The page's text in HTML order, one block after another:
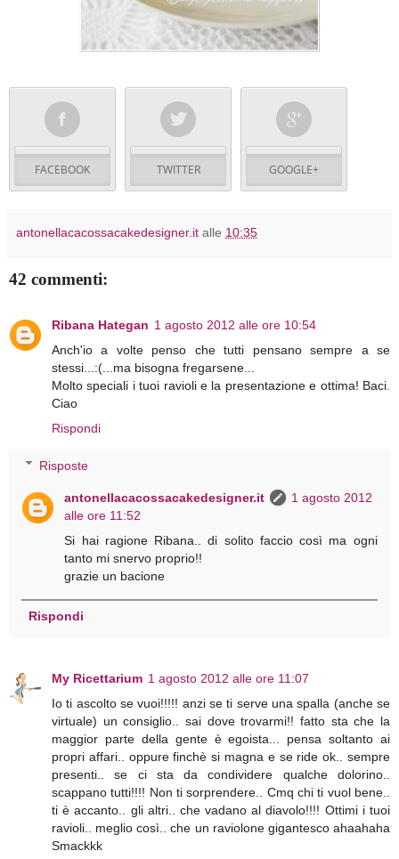
FACEBOOK TWITTER GOOGLE+
antonellacacossacakedesigner.it alle 10:35
42 commenti:
Ribana Hategan 1 agosto 2012 alle ore 10:54
Anch'io a volte penso che tutti pensano sempre a se
stessi...:(...ma bisogna fregarsene...
Molto speciali i tuoi ravioli e la presentazione e ottima! Baci.
Ciao
Rispondi
Risposte
antonellacacossacakedesigner.it
1 agosto 2012
alle ore 11:52
Si hai ragione Ribana.. di solito faccio così ma ogni
tanto mi snervo proprio!!
grazie un bacione
Rispondi
My Ricettarium 1 agosto 2012 alle ore 11:07
Io ti ascolto se vuoi!!!!! anzi se ti serve una spalla (anche se
virtuale) un consiglio.. sai dove trovarmi!! fatto sta che la
maggior parte della gente è egoista... pensa soltanto ai
propri affari.. oppure finchè si magna e se ride ok.. sempre
presenti.. se ci sta da condividere qualche dolorino..
scappano tutti!!!! Non ti sorprendere.. Cmq chi ti vuol bene..
ti è accanto.. gli altri.. che vadano al diavolo!!!! Ottimi i tuoi
ravioli.. meglio così.. che un raviolone gigantesco ahaahaha
Smackkk